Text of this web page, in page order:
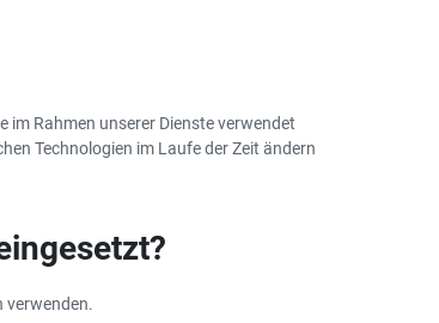
im Rahmen unserer Dienste verwendet
Technologien im Laufe der Zeit ändern
verwenden.